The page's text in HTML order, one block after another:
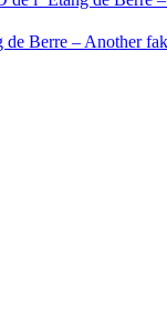
Berre – Another